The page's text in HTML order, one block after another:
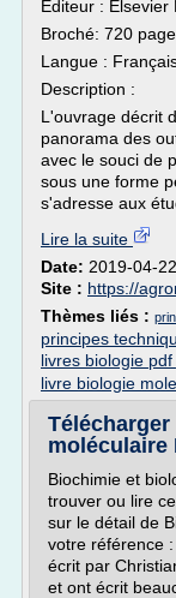
Editeur :
Broché: 720
Langue :
Description :
L'ouvrage décrit
panorama des
avec le souci de
sous une forme
s'adresse aux
Lire la suite
Date: 2019-04-
Site : https://
Thèmes liés :
principes
livres biologie
livre biologie
moléculaire
Biochimie et
trouver ou lire
sur le détail de
votre référence
écrit par
et ont écrit